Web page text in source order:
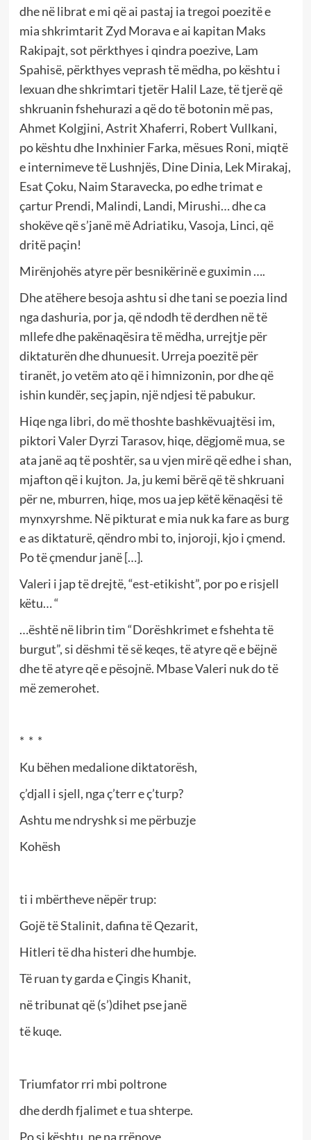
dhe në librat e mi që ai pastaj ia tregoi poezitë e
mia shkrimtarit Zyd Morava e ai kapitan Maks
Rakipajt, sot përkthyes i qindra poezive, Lam
Spahisë, përkthyes veprash të mëdha, po kështu i
lexuan dhe shkrimtari tjetër Halil Laze, të tjerë që
shkruanin fshehurazi a që do të botonin më pas,
Ahmet Kolgjini, Astrit Xhaferri, Robert Vullkani,
po kështu dhe Inxhinier Farka, mësues Roni, miqtë
e internimeve të Lushnjës, Dine Dinia, Lek Mirakaj,
Esat Çoku, Naim Staravecka, po edhe trimat e
çartur Prendi, Malindi, Landi, Mirushi… dhe ca
shokëve që s’janë më Adriatiku, Vasoja, Linci, që
dritë paçin!
Mirënjohës atyre për besnikërinë e guximin ….
Dhe atëhere besoja ashtu si dhe tani se poezia lind
nga dashuria, por ja, që ndodh të derdhen në të
mllefe dhe pakënaqësira të mëdha, urrejtje për
diktaturën dhe dhunuesit. Urreja poezitë për
tiranët, jo vetëm ato që i himnizonin, por dhe që
ishin kundër, seç japin, një ndjesi të pabukur.
Hiqe nga libri, do më thoshte bashkëvuajtësi im,
piktori Valer Dyrzi Tarasov, hiqe, dëgjomë mua, se
ata janë aq të poshtër, sa u vjen mirë që edhe i shan,
mjafton që i kujton. Ja, ju kemi bërë që të shkruani
për ne, mburren, hiqe, mos ua jep këtë kënaqësi të
mynxyrshme. Në pikturat e mia nuk ka fare as burg
e as diktaturë, qëndro mbi to, injoroji, kjo i çmend.
Po të çmendur janë […].
Valeri i jap të drejtë, “est-etikisht”, por po e risjell
këtu… “
…është në librin tim “Dorëshkrimet e fshehta të
burgut”, si dëshmi të së keqes, të atyre që e bëjnë
dhe të atyre që e pësojnë. Mbase Valeri nuk do të
më zemerohet.
* * *
Ku bëhen medalione diktatorësh,
ç’djall i sjell, nga ç’terr e ç’turp?
Ashtu me ndryshk si me përbuzje
Kohësh
ti i mbërtheve nëpër trup:
Gojë të Stalinit, dafina të Qezarit,
Hitleri të dha histeri dhe humbje.
Të ruan ty garda e Çingis Khanit,
në tribunat që (s’)dihet pse janë
të kuqe.
Triumfator rri mbi poltrone
dhe derdh fjalimet e tua shterpe.
Po si kështu, ne na rrënove,